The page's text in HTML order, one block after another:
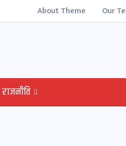
About Theme Our
राजनीति